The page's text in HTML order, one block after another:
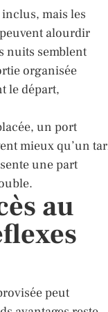
mais les
alourdir
nuits semblent
organisée
le départ,
un port
mieux qu’un
une part
au
peut